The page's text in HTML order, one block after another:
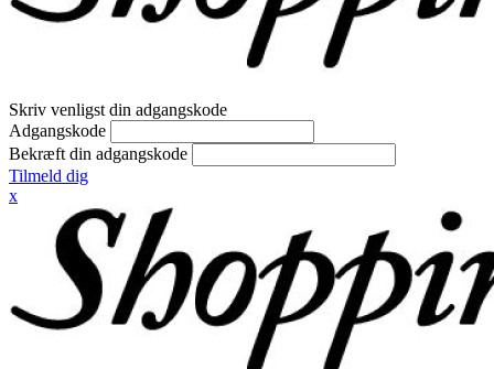
Skriv venligst din adgangskode
Adgangskode
Bekræft din adgangskode
Tilmeld dig
x